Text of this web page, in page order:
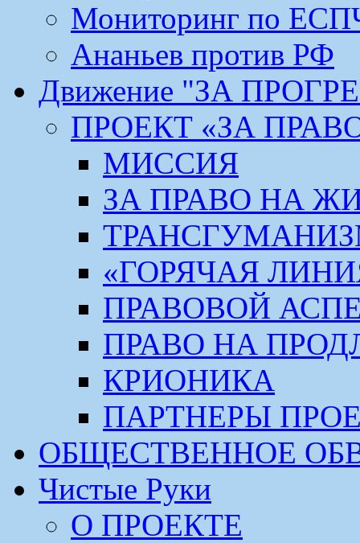
Мониторинг по
Ананьев против РФ
Движение "ЗА
ПРОЕКТ «ЗА
МИССИЯ
ЗА ПРАВО НА
«ГОРЯЧАЯ
ПРАВОВОЙ
ПРАВО НА
КРИОНИКА
ПАРТНЕРЫ
ОБЩЕСТВЕННОЕ
Чистые Руки
О ПРОЕКТЕ